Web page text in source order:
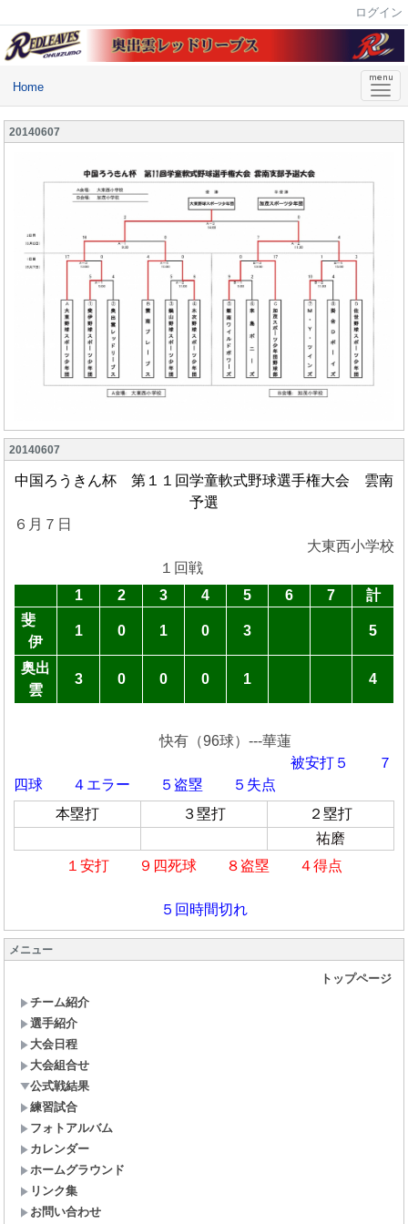
ログイン
Home
メニュー
トップページ
チーム紹介
選手紹介
大会日程
大会組合せ
公式戦結果
練習試合
フォトアルバム
カレンダー
ホームグラウンド
リンク集
お問い合わせ
20140607
20140607
中国ろうきん杯 第１１回学童軟式野球選手権大会 雲南
予選
６月７日
大東西小学校
１回戦
1
2 3 4 5 6 7
計
斐
伊
1 0 1 0 3 5
奥出
雲
3 0 0 0 1 4
快有（96球）---華蓮
被安打５ ７
四球
４エラー ５盗塁 ５失点
本塁打
３塁打
２塁打
祐磨
１安打 ９四死球 ８盗塁 ４得点
５回時間切れ